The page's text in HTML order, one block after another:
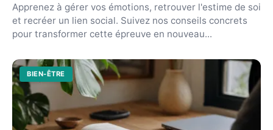
Apprenez à gérer vos émotions, retrouver l'estime de soi
et recréer un lien social. Suivez nos conseils concrets
pour transformer cette épreuve en nouveau...
BIEN-ÊTRE